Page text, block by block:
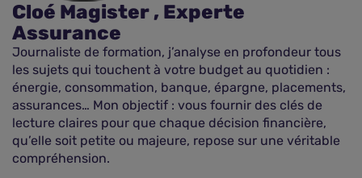
Cloé Magister , Experte
Assurance
Journaliste de formation, j’analyse en profondeur tous
les sujets qui touchent à votre budget au quotidien :
énergie, consommation, banque, épargne, placements,
assurances… Mon objectif : vous fournir des clés de
lecture claires pour que chaque décision financière,
qu’elle soit petite ou majeure, repose sur une véritable
compréhension.